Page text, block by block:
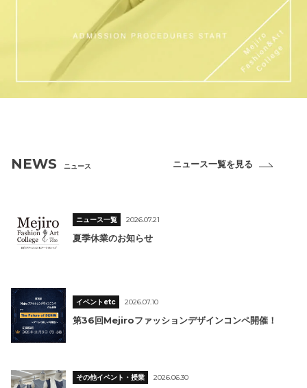
NEWS ニュース ニュース一覧を見る
ニュース一覧 2026.07.21
夏季休業のお知らせ
イベントetc 2026.07.10
第36回Mejiroファッションデザインコンペ開催！
その他イベント・授業 2026.06.30